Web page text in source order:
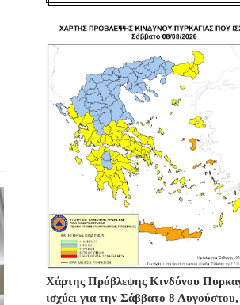
Χάρτης Πρόβλεψης Κινδύνου
ισχύει για την Σάββατο 8